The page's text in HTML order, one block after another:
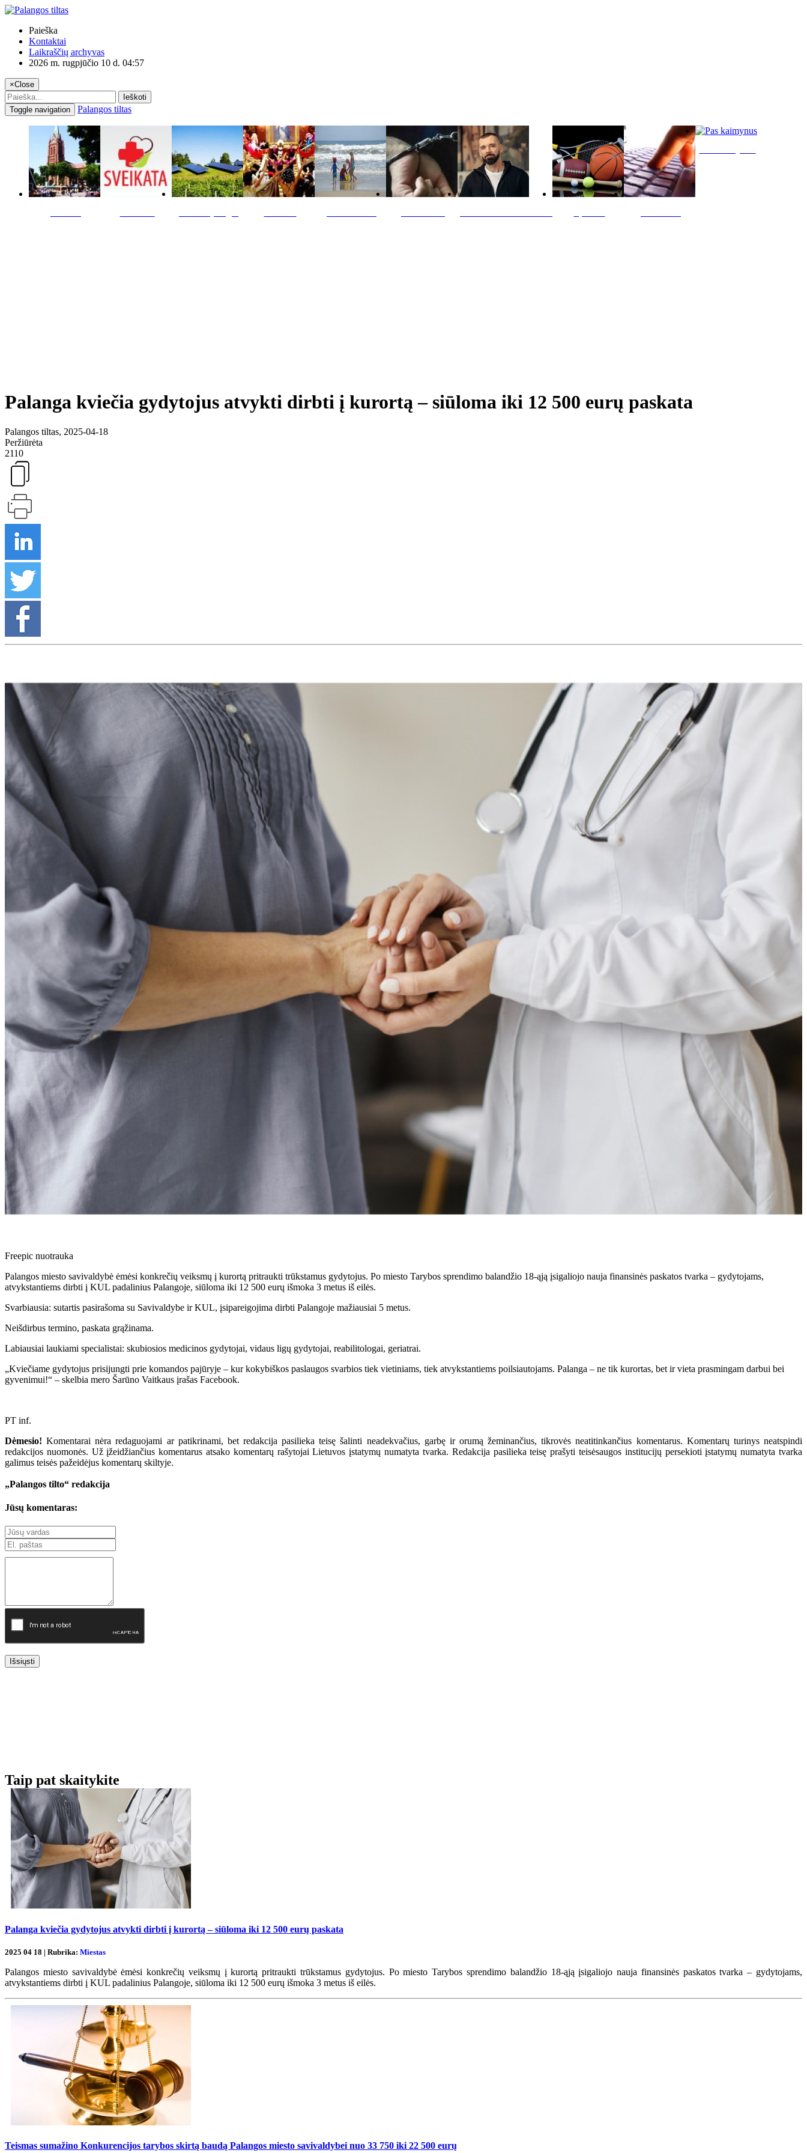
Paieška
Kontaktai
Laikraščių archyvas
2026 m. rugpjūčio 10 d. 04:57
×Close
Ieškoti
Toggle navigation
Palangos tiltas
Palanga kviečia gydytojus atvykti dirbti į kurortą – siūloma iki 12 500 eurų paskata
Palangos tiltas, 2025-04-18
Peržiūrėta
2110
Freepic nuotrauka
Palangos miesto savivaldybė ėmėsi konkrečių veiksmų į kurortą pritraukti trūkstamus gydytojus. Po miesto Tarybos sprendimo balandžio 18-ąją įsigaliojo nauja finansinės paskatos tvarka – gydytojams,
atvykstantiems dirbti į KUL padalinius Palangoje, siūloma iki 12 500 eurų išmoka 3 metus iš eilės.
Svarbiausia: sutartis pasirašoma su Savivaldybe ir KUL, įsipareigojima dirbti Palangoje mažiausiai 5 metus.
Neišdirbus termino, paskata grąžinama.
Labiausiai laukiami specialistai: skubiosios medicinos gydytojai, vidaus ligų gydytojai, reabilitologai, geriatrai.
„Kviečiame gydytojus prisijungti prie komandos pajūryje – kur kokybiškos paslaugos svarbios tiek vietiniams, tiek atvykstantiems poilsiautojams. Palanga – ne tik kurortas, bet ir vieta prasmingam darbui bei
gyvenimui!“ – skelbia mero Šarūno Vaitkaus įrašas Facebook.
PT inf.
Dėmesio! Komentarai nėra redaguojami ar patikrinami, bet redakcija pasilieka teisę šalinti neadekvačius, garbę ir orumą žeminančius, tikrovės neatitinkančius komentarus. Komentarų turinys neatspindi
redakcijos nuomonės. Už įžeidžiančius komentarus atsako komentarų rašytojai Lietuvos įstatymų numatyta tvarka. Redakcija pasilieka teisę prašyti teisėsaugos institucijų persekioti įstatymų numatyta tvarka
galimus teisės pažeidėjus komentarų skiltyje.
„Palangos tilto“ redakcija
Jūsų komentaras:
Išsiųsti
Taip pat skaitykite
Palanga kviečia gydytojus atvykti dirbti į kurortą – siūloma iki 12 500 eurų paskata
2025 04 18 | Rubrika: Miestas
Palangos miesto savivaldybė ėmėsi konkrečių veiksmų į kurortą pritraukti trūkstamus gydytojus. Po miesto Tarybos sprendimo balandžio 18-ąją įsigaliojo nauja finansinės paskatos tvarka – gydytojams,
atvykstantiems dirbti į KUL padalinius Palangoje, siūloma iki 12 500 eurų išmoka 3 metus iš eilės.
Teismas sumažino Konkurencijos tarybos skirtą baudą Palangos miesto savivaldybei nuo 33 750 iki 22 500 eurų